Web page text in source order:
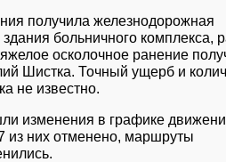
получила железнодорожная
больничного комплекса,
осколочное ранение
Шистка. Точный ущерб и
не известно.
изменения в графике
из них отменено, маршруты